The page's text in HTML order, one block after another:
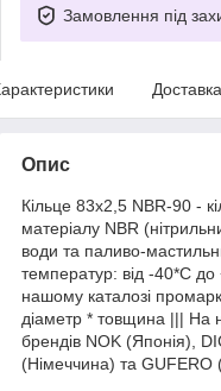
Замовлення під
Доставка
Опис
Кільце 83х2,5 NBR-90 -
матеріалу NBR
води та паливо-
температур: від -40*С
нашому каталозі
діаметр * товщина ||| На
брендів NOK (Японія),
(Німеччина) та GUFERO